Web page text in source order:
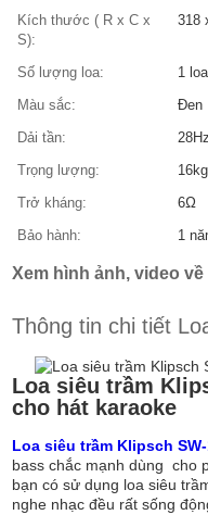
Kích thước ( R x C x
S):
318
Số lượng loa:
1 loa
Màu sắc:
Đen
Dải tần:
Trọng lượng:
16kg
Trở kháng:
6Ω
Bảo hành:
1
Xem hình ảnh, video
Thông tin chi tiết
Loa siêu trầm
cho hát karaoke
Loa siêu trầm Klipsch SW-
bass chắc mạnh dùng cho
bạn có sử dụng loa siêu
nghe nhạc đều rất sống